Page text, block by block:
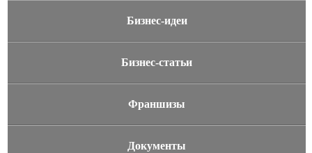
Бизнес-идеи
Бизнес-статьи
Франшизы
Документы